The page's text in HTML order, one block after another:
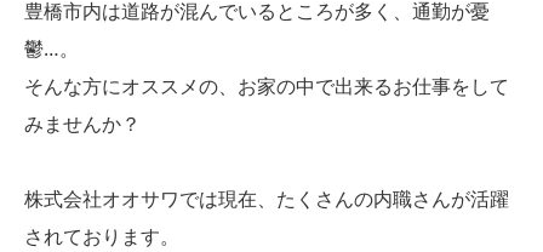
豊橋市内は道路が混んでいるところが多く、通勤が憂
鬱…。
そんな方にオススメの、お家の中で出来るお仕事をして
みませんか？
株式会社オオサワでは現在、たくさんの内職さんが活躍
されております。